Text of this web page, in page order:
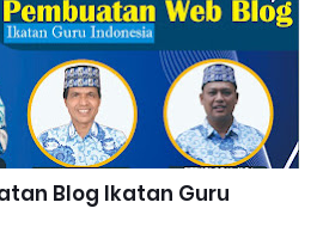
Blog Ikatan Guru